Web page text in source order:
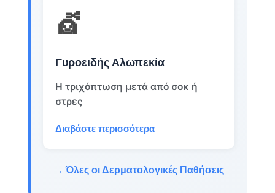
💇
Γυροειδής Αλωπεκία
Η τριχόπτωση μετά από σοκ ή
στρες
Διαβάστε περισσότερα
→ Όλες οι Δερματολογικές Παθήσεις